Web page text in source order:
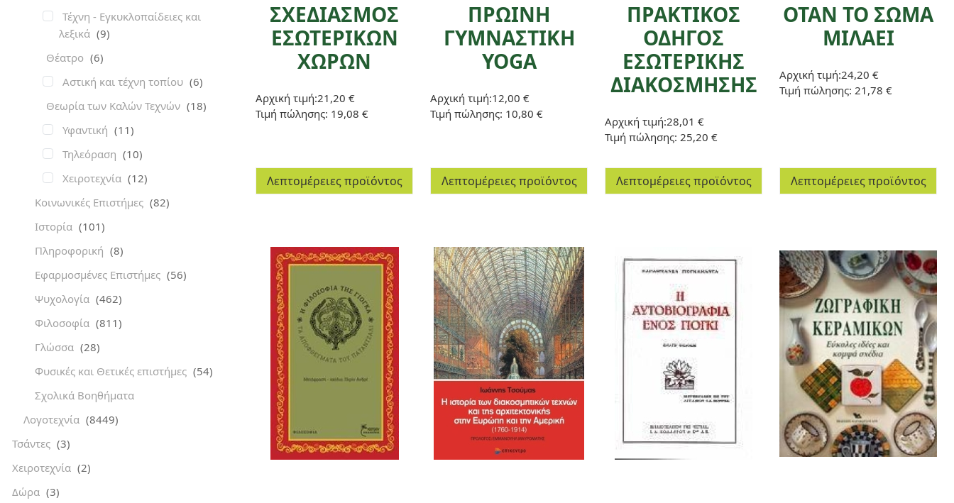
ΣΧΕΔΙΑΣΜΟΣ
ΕΣΩΤΕΡΙΚΩΝ
ΧΩΡΩΝ
Αρχική τιμή:21,20 €
Τιμή πώλησης: 19,08 €
Λεπτομέρειες προϊόντος
ΠΡΩΙΝΗ
ΓΥΜΝΑΣΤΙΚΗ
YOGA
Αρχική τιμή:12,00 €
Τιμή πώλησης: 10,80 €
Λεπτομέρειες προϊόντος
ΠΡΑΚΤΙΚΟΣ
ΟΔΗΓΟΣ
ΕΣΩΤΕΡΙΚΗΣ
ΔΙΑΚΟΣΜΗΣΗΣ
Αρχική τιμή:28,01 €
Τιμή πώλησης: 25,20 €
Λεπτομέρειες προϊόντος
ΟΤΑΝ ΤΟ ΣΩΜΑ
ΜΙΛΑΕΙ
Αρχική τιμή:24,20 €
Τιμή πώλησης: 21,78 €
Λεπτομέρειες προϊόντος
Τέχνη - Εγκυκλοπαίδειες και
λεξικά (9)
Θέατρο (6)
Αστική και τέχνη τοπίου (6)
Θεωρία των Καλών Τεχνών (18)
Υφαντική (11)
Τηλεόραση (10)
Χειροτεχνία (12)
Κοινωνικές Επιστήμες (82)
Ιστορία (101)
Πληροφορική (8)
Εφαρμοσμένες Επιστήμες (56)
Ψυχολογία (462)
Φιλοσοφία (811)
Γλώσσα (28)
Φυσικές και Θετικές επιστήμες (54)
Σχολικά Βοηθήματα
Λογοτεχνία (8449)
Τσάντες (3)
Χειροτεχνία (2)
Δώρα (3)